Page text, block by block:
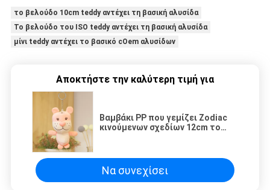
το βελούδο 10cm teddy αντέχει τη βασική αλυσίδα
Το βελούδο του ISO teddy αντέχει τη βασική αλυσίδα
μίνι teddy αντέχει το βασικό cOem αλυσίδων
Αποκτήστε την καλύτερη τιμή για
Βαμβάκι PP που γεμίζει Zodiac
κινούμενων σχεδίων 12cm το
Να συνεχίσει